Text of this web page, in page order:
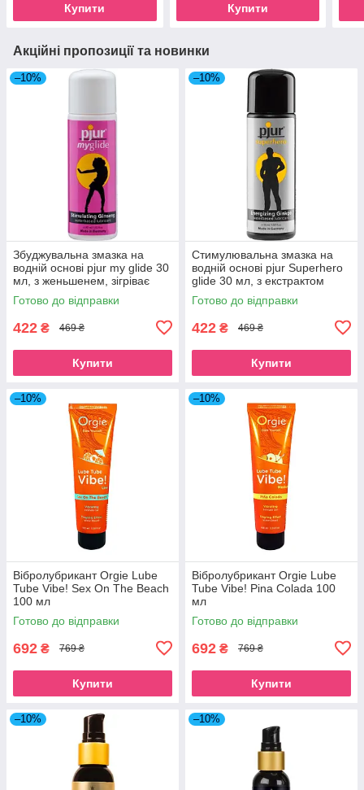
Купити Купити
Акційні пропозиції та новинки
–10%
Збуджувальна змазка на
водній основі pjur my glide 30
мл, з женьшенем, зігріває
PJ10550
Готово до відправки
422 ₴ 469 ₴
Купити
–10%
Стимулювальна змазка на
водній основі pjur Superhero
glide 30 мл, з екстрактом
гінкго білоба PJ10580
Готово до відправки
422 ₴ 469 ₴
Купити
–10%
Вібролубрикант Orgie Lube
Tube Vibe! Sex On The Beach
100 мл
Готово до відправки
692 ₴ 769 ₴
Купити
–10%
Вібролубрикант Orgie Lube
Tube Vibe! Pina Colada 100
мл
Готово до відправки
692 ₴ 769 ₴
Купити
–10% –10%